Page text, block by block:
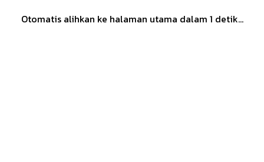
Otomatis alihkan ke halaman utama dalam 1 detik...